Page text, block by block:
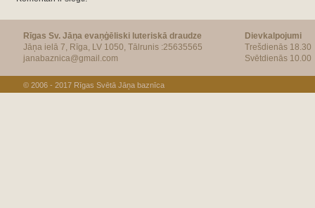
Rīgas Sv. Jāņa evaņģēliski luteriskā draudze
Jāņa ielā 7, Rīga, LV 1050, Tālrunis :25635565
janabaznica@gmail.com
Dievkalpojumi
Trešdienās 18.30
Svētdienās 10.00
© 2006 - 2017 Rīgas Svētā Jāņa baznīca